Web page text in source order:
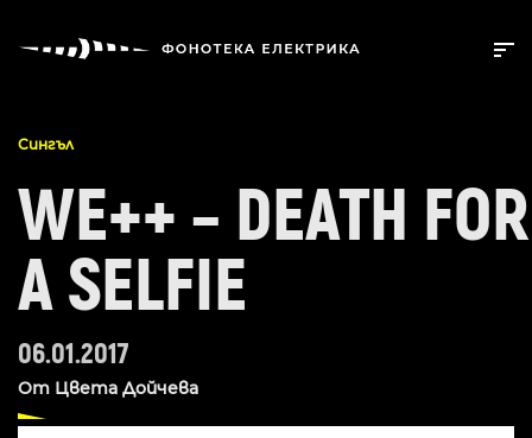
Сингъл
WE++ – DEATH FOR
A SELFIE
06.01.2017
От Цвета Дойчева